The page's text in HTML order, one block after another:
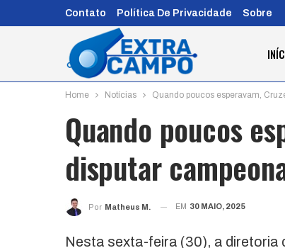
Contato Política De Privacidade Sobre
Home Notícias Quando poucos esperavam,
Quando poucos
disputar
Por Matheus M. EM 30 MAIO, 2025
Nesta sexta-feira (30), a diretoria